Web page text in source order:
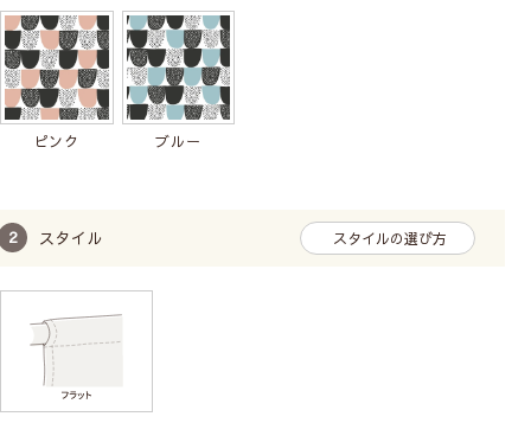
kauniste－カウニステ－
フィンランドの首都ヘルシンキで若手デザイナー
たちによって設立。花や動物など北欧らしい自然
と優しい色合いの美しいデザインは現在世界中で
ピンク ブルー
スタイル スタイルの選び方